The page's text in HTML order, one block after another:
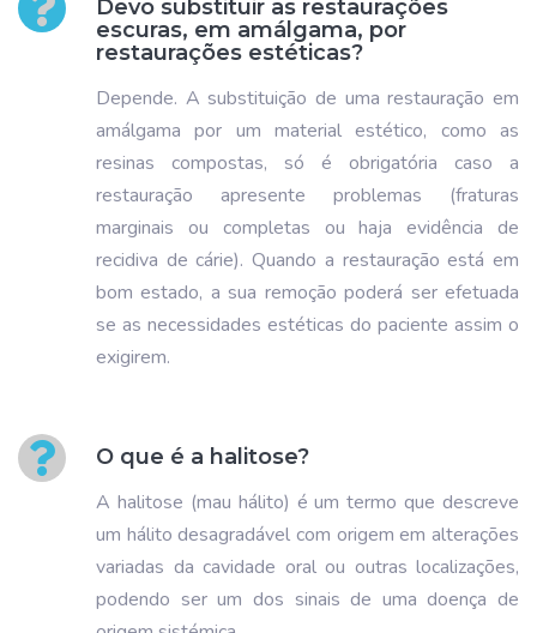
Devo substituir as restaurações
escuras, em amálgama, por
restaurações estéticas?
Depende. A substituição de uma restauração em
amálgama por um material estético, como as
resinas compostas, só é obrigatória caso a
restauração apresente problemas (fraturas
marginais ou completas ou haja evidência de
recidiva de cárie). Quando a restauração está em
bom estado, a sua remoção poderá ser efetuada
se as necessidades estéticas do paciente assim o
exigirem.
O que é a halitose?
A halitose (mau hálito) é um termo que descreve
um hálito desagradável com origem em alterações
variadas da cavidade oral ou outras localizações,
podendo ser um dos sinais de uma doença de